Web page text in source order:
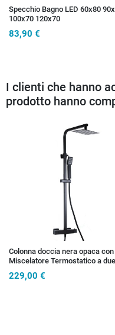
Specchio Bagno LED 60x80
100x70 120x70
83,90 €
I clienti che hanno
prodotto hanno
Colonna doccia nera opaca con
Miscelatore Termostatico a due
229,00 €